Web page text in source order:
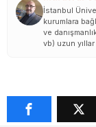
İstanbul
kurumlara
ve
vb) uzun